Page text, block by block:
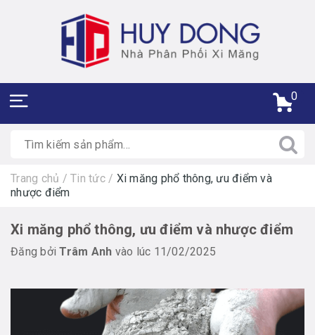
0
Trang chủ / Tin tức / Xi măng phổ thông, ưu điểm và
nhược điểm
Xi măng phổ thông, ưu điểm và nhược điểm
Đăng bởiTrâm Anh vào lúc 11/02/2025